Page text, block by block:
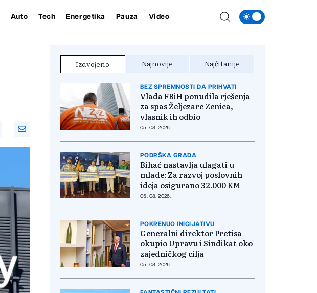
Auto Tech Energetika Pauza Video
Izdvojeno Najnovije Najčitanije
BEZ SPREMNOSTI DA PRIHVATI
Vlada FBiH ponudila rješenja
za spas Željezare Zenica,
vlasnik ih odbio
05. 08. 2026.
PODRŠKA GRADA
Bihać nastavlja ulagati u
mlade: Za razvoj poslovnih
ideja osigurano 32.000 KM
05. 08. 2026.
POKRENUO INICIJATIVU
Generalni direktor Pretisa
okupio Upravu i Sindikat oko
zajedničkog cilja
05. 08. 2026.